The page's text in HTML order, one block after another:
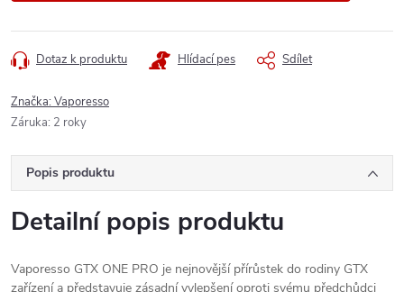
Dotaz k produktu Hlídací pes Sdílet
Značka:Vaporesso
Záruka: 2 roky
Popis produktu
Detailní popis produktu
Vaporesso GTX ONE PRO je nejnovější přírůstek do rodiny GTX
zařízení a představuje zásadní vylepšení oproti svému předchůdci